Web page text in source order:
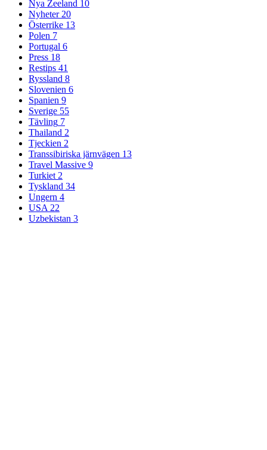
Nya Zeeland 10
Nyheter 20
Österrike 13
Polen 7
Portugal 6
Press 18
Restips 41
Ryssland 8
Slovenien 6
Spanien 9
Sverige 55
Tävling 7
Thailand 2
Tjeckien 2
Transsibiriska järnvägen 13
Travel Massive 9
Turkiet 2
Tyskland 34
Ungern 4
USA 22
Uzbekistan 3